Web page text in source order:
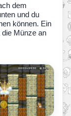
dem
und du
können. Ein
die Münze an